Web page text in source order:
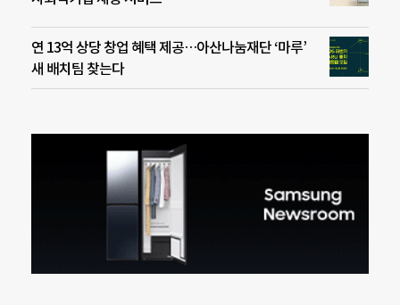
연 13억 상당 창업 혜택 제공…아산나눔재단 ‘마루’
새 배치팀 찾는다